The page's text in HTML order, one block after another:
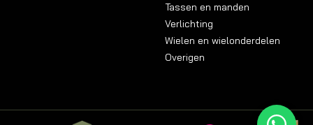
Tassen en manden
Verlichting
Wielen en wielonderdelen
Overigen